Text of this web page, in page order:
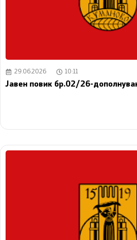
29.06.2026 10:11
Јавен повик бр.02/26-